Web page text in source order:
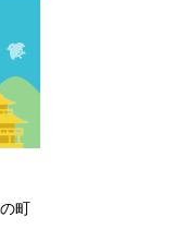
町